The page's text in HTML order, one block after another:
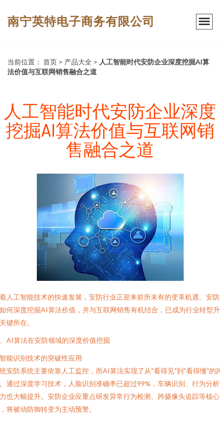
南宁英特电子商务有限公司
当前位置： 首页 > 产品大全 > 人工智能时代安防企业深度挖掘AI算
法价值与互联网销售融合之道
人工智能时代安防企业深度
挖掘AI算法价值与互联网销
售融合之道
人工智能技术的快速发展，安防行业正迎来前所未有的变革机遇。安
何深度挖掘AI算法价值，并与互联网销售有机结合，已成为行业转型
键所在。
AI算法在安防领域的深度价值挖掘
能识别技术的突破性应用
安防系统主要依靠人工监控，而AI算法实现了从"看得见"到"看得懂"的
通过深度学习技术，人脸识别准确率已超过99%，车辆识别、行为分
也大幅提升。安防企业应重点研发异常行为检测、跨摄像头追踪等核
将被动防御转变为主动预警。